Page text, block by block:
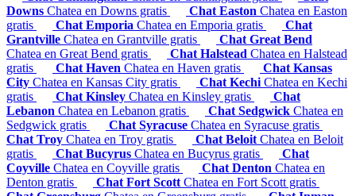
Downs Chatea en Downs gratis Chat Easton Chatea en Easton
gratis
Chat Emporia Chatea en Emporia gratis
Chat
Grantville Chatea en Grantville gratis
Chat Great Bend
Chatea en Great Bend gratis
Chat Halstead Chatea en Halstead
gratis
Chat Haven Chatea en Haven gratis
Chat Kansas
City Chatea en Kansas City gratis Chat Kechi Chatea en Kechi
gratis
Chat Kinsley Chatea en Kinsley gratis
Chat
Lebanon Chatea en Lebanon gratis Chat Sedgwick Chatea en
Sedgwick gratis
Chat Syracuse Chatea en Syracuse gratis
Chat Troy Chatea en Troy gratis Chat Beloit Chatea en Beloit
gratis
Chat Bucyrus Chatea en Bucyrus gratis
Chat
Coyville Chatea en Coyville gratis Chat Denton Chatea en
Denton gratis
Chat Fort Scott Chatea en Fort Scott gratis